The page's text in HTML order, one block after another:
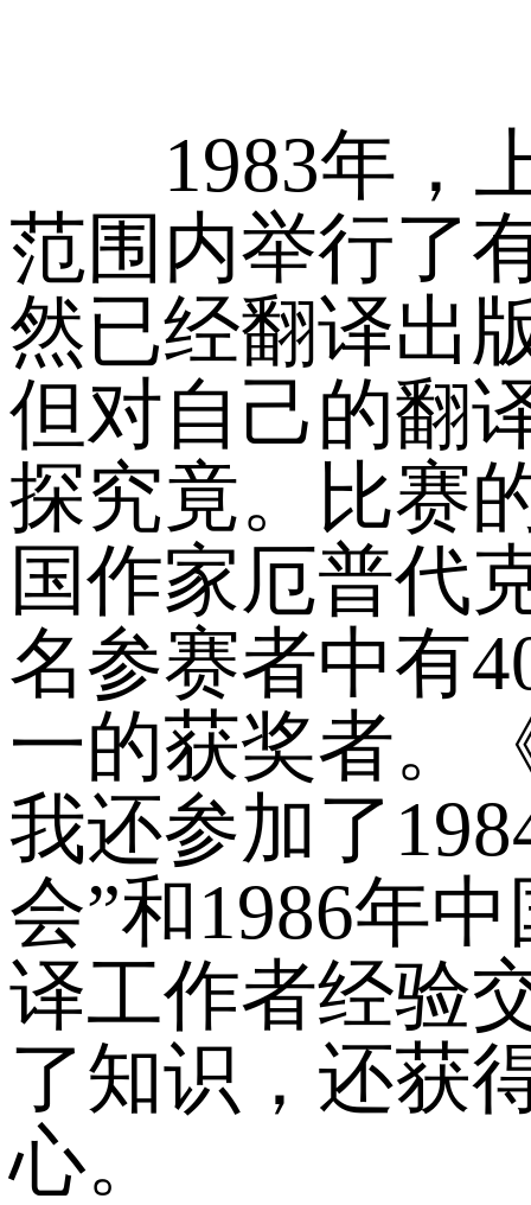
1983年，上
范围内举行了
然已经翻译出
但对自己的翻
探究竟。比赛
国作家厄普代
名参赛者中有
一的获奖者。
我还参加了
会”和1986年
译工作者经验
了知识，还获
心。